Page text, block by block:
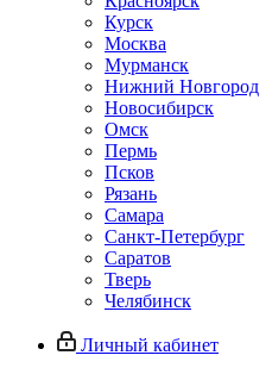
Курск
Москва
Мурманск
Нижний Новгород
Новосибирск
Омск
Пермь
Псков
Рязань
Самара
Санкт-Петербург
Саратов
Тверь
Челябинск
Личный кабинет